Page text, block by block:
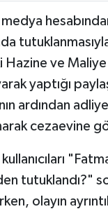
hesabından
Hazine ve
yaptığı
ardından
cezaevine
tutuklandı?"
olayın